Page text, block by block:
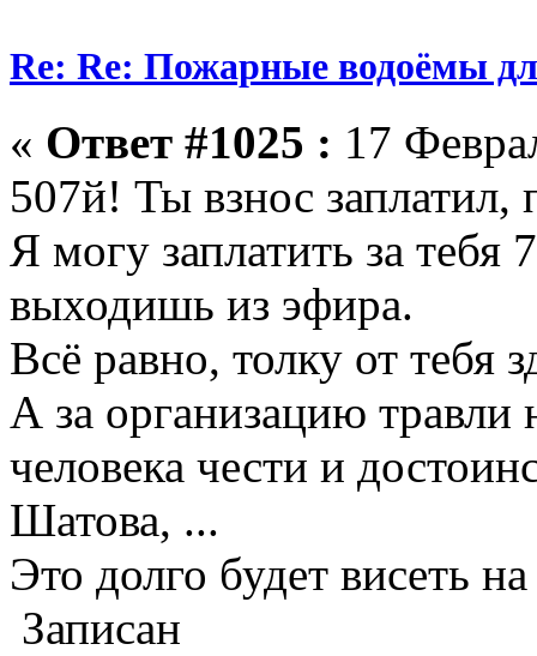
Re: Re: Пожарные водоёмы
« Ответ #1025 : 17
507й! Ты взнос заплатил,
Я могу заплатить за тебя
выходишь из эфира.
Всё равно, толку от тебя
А за организацию травли
человека чести и
Шатова, ...
Это долго будет висеть
Записан